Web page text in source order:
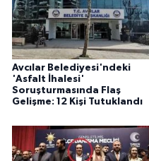
Avcılar Belediyesi'ndeki
'Asfalt İhalesi'
Soruşturmasında Flaş
Gelişme: 12 Kişi Tutuklandı